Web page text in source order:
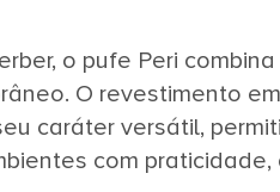
o pufe Peri
O revestimento
caráter versátil,
com